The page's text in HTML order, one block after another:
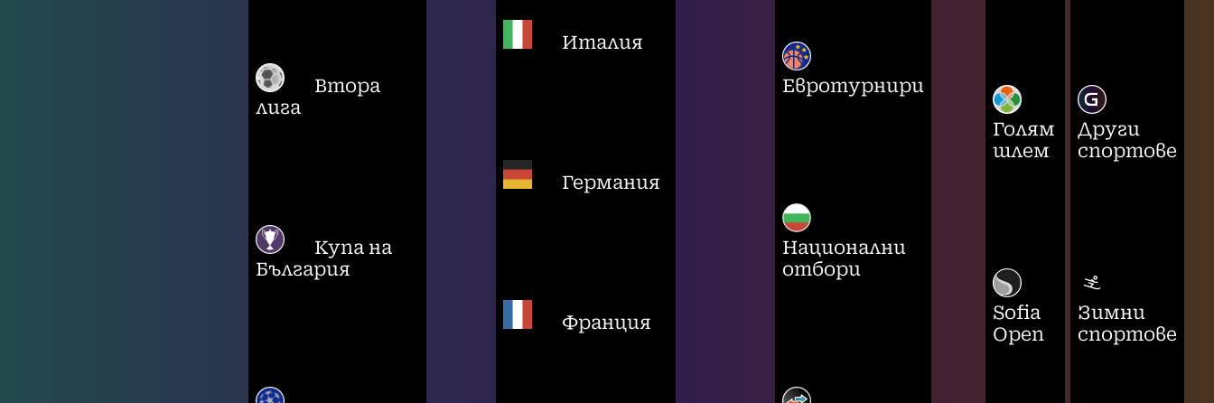
Втора
лига
Купа на
България
Италия
Германия
Франция
Евротурнири
Национални
отбори
Голям
шлем
Sofia
Open
Други
спортове
Зимни
спортове